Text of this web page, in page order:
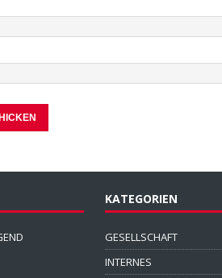
KATEGORIEN
GESELLSCHAFT
INTERNES